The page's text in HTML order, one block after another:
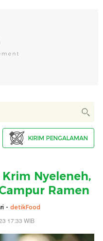
KIRIM PENGALAMAN
Nyeleneh,
Ramen
- detikFood
17:33 WIB